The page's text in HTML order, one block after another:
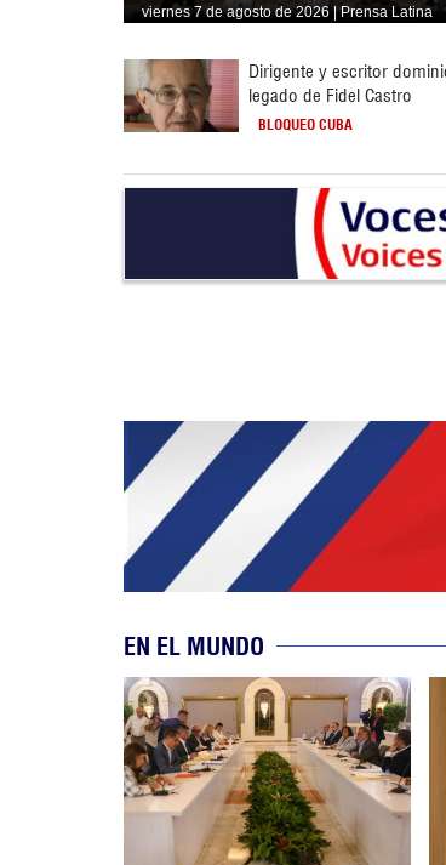
viernes 7 de agosto de 2026 | Prensa Latina
Dirigente y escritor
legado de Fidel Castro
BLOQUEO CUBA
EN EL MUNDO